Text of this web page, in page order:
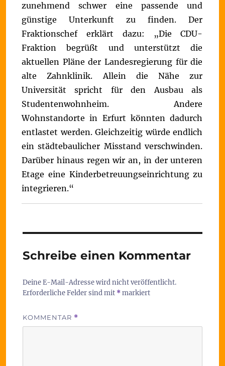
zunehmend schwer eine passende und
günstige Unterkunft zu finden. Der
Fraktionschef erklärt dazu:
„Die CDU-
Fraktion begrüßt und unterstützt die
aktuellen Pläne der Landesregierung für die
alte Zahnklinik. Allein die Nähe zur
Universität spricht für den Ausbau als
Studentenwohnheim. Andere
Wohnstandorte in Erfurt könnten dadurch
entlastet werden. Gleichzeitig würde endlich
ein städtebaulicher Misstand verschwinden.
Darüber hinaus regen wir an, in der unteren
Etage eine Kinderbetreuungseinrichtung zu
integrieren.“
Schreibe einen Kommentar
Deine E-Mail-Adresse wird nicht veröffentlicht.
Erforderliche Felder sind mit *markiert
KOMMENTAR *